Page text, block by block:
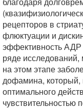
рецепторов в
флюктуации и
эффективность АДР
ряде
на этом этапе
дофамина,
оптимального
чувствительностью